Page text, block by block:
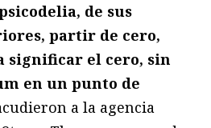
de sus
partir de cero,
significar el cero, sin
en un punto de
a la agencia